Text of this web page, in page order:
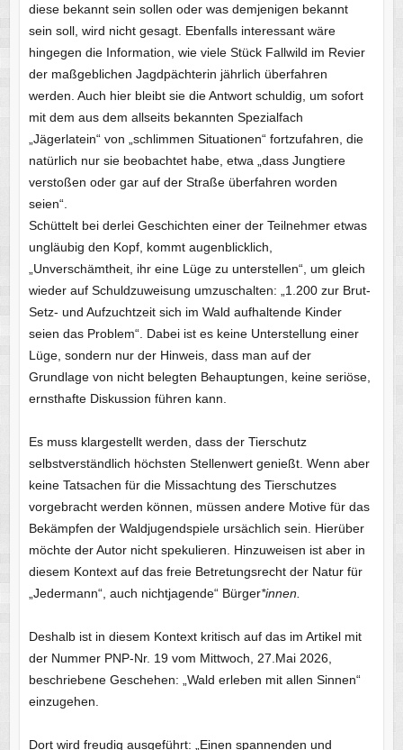
diese bekannt sein sollen oder was demjenigen bekannt
sein soll, wird nicht gesagt. Ebenfalls interessant wäre
hingegen die Information, wie viele Stück Fallwild im Revier
der maßgeblichen Jagdpächterin jährlich überfahren
werden. Auch hier bleibt sie die Antwort schuldig, um sofort
mit dem aus dem allseits bekannten Spezialfach
„Jägerlatein“ von „schlimmen Situationen“ fortzufahren, die
natürlich nur sie beobachtet habe, etwa „dass Jungtiere
verstoßen oder gar auf der Straße überfahren worden
seien“.
Schüttelt bei derlei Geschichten einer der Teilnehmer etwas
ungläubig den Kopf, kommt augenblicklich,
„Unverschämtheit, ihr eine Lüge zu unterstellen“, um gleich
wieder auf Schuldzuweisung umzuschalten: „1.200 zur Brut-
Setz- und Aufzuchtzeit sich im Wald aufhaltende Kinder
seien das Problem“. Dabei ist es keine Unterstellung einer
Lüge, sondern nur der Hinweis, dass man auf der
Grundlage von nicht belegten Behauptungen, keine seriöse,
ernsthafte Diskussion führen kann.
Es muss klargestellt werden, dass der Tierschutz
selbstverständlich höchsten Stellenwert genießt. Wenn aber
keine Tatsachen für die Missachtung des Tierschutzes
vorgebracht werden können, müssen andere Motive für das
Bekämpfen der Waldjugendspiele ursächlich sein. Hierüber
möchte der Autor nicht spekulieren. Hinzuweisen ist aber in
diesem Kontext auf das freie Betretungsrecht der Natur für
„Jedermann“, auch nichtjagende“ Bürger*innen.
Deshalb ist in diesem Kontext kritisch auf das im Artikel mit
der Nummer PNP-Nr. 19 vom Mittwoch, 27.Mai 2026,
beschriebene Geschehen: „Wald erleben mit allen Sinnen“
einzugehen.
Dort wird freudig ausgeführt: „Einen spannenden und